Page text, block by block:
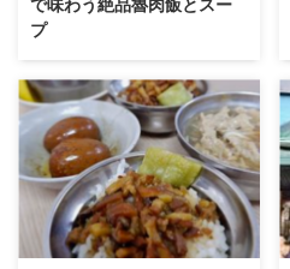
で味わう絶品魯肉飯とスー
プ